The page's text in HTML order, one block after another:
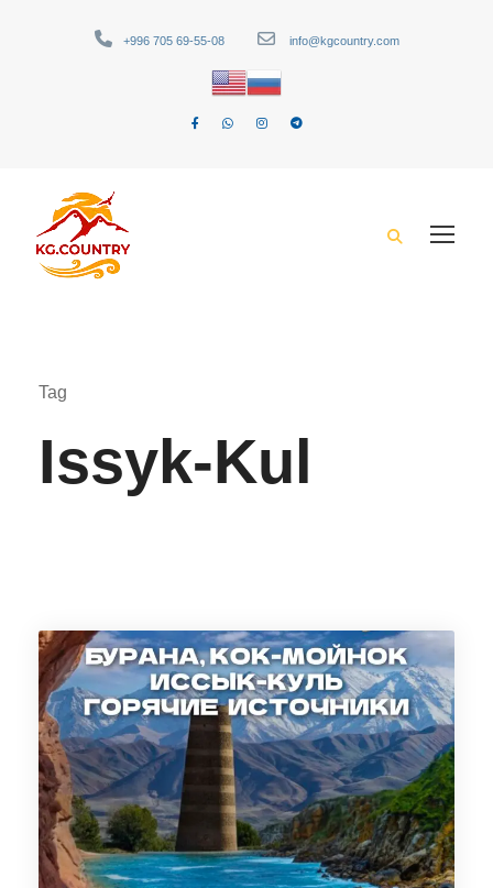
+996 705 69-55-08 info@kgcountry.com
Tag
Issyk-Kul